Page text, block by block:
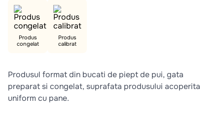
. coaste
. ceafa
aripi
Produs
congelat
Produs
calibrat
Produsul format din bucati de piept de pui, gata
preparat si congelat, suprafata produsului acoperita
uniform cu pane.